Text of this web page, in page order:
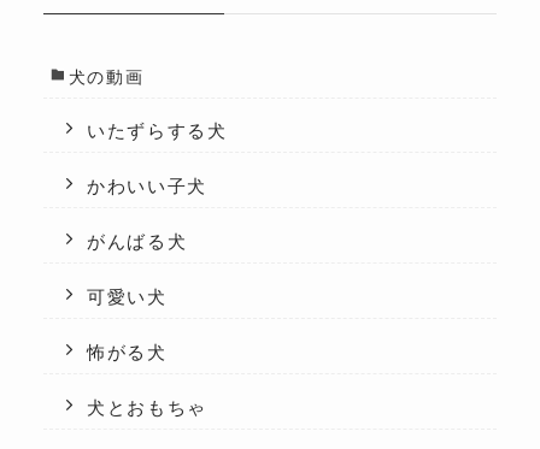
犬の動画
いたずらする犬
かわいい子犬
がんばる犬
可愛い犬
怖がる犬
犬とおもちゃ